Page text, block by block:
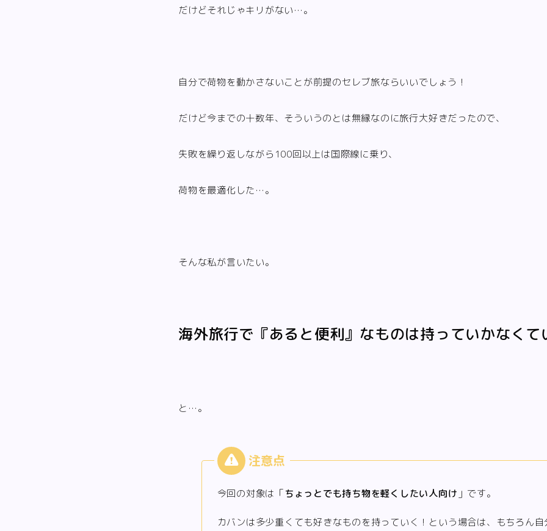
だけどそれじゃキリがない…。
自分で荷物を動かさないことが前提のセレブ旅ならいいでしょう！
だけど今までの十数年、そういうのとは無縁なのに旅行大好きだったので、
失敗を繰り返しながら100回以上は国際線に乗り、
荷物を最適化した…。
そんな私が言いたい。
海外旅行で『あると便利』なものは持っていかなくて
と…。
今回の対象は「ちょっとでも持ち物を軽くしたい人向け 」です。
カバンは多少重くても好きなものを持っていく！という場合は、もちろん